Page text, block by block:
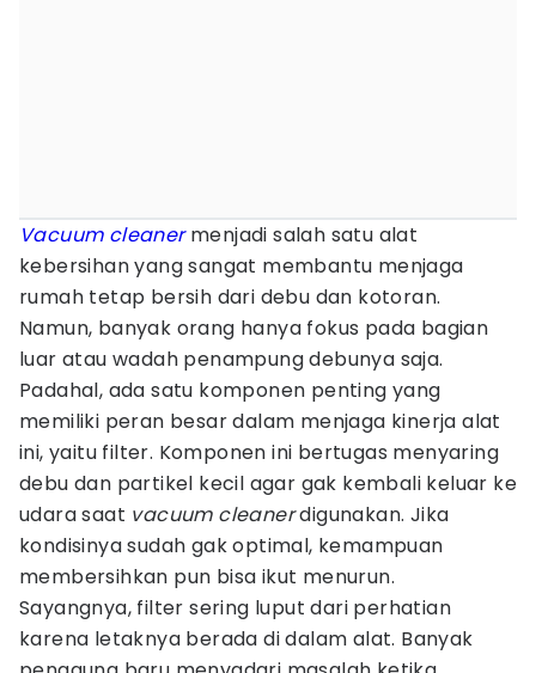
Vacuum cleanermenjadi salah satu alat
kebersihan yang sangat membantu menjaga
rumah tetap bersih dari debu dan kotoran.
Namun, banyak orang hanya fokus pada bagian
luar atau wadah penampung debunya saja.
Padahal, ada satu komponen penting yang
memiliki peran besar dalam menjaga kinerja alat
ini, yaitu filter. Komponen ini bertugas menyaring
debu dan partikel kecil agar gak kembali keluar ke
udara saat vacuum cleanerdigunakan. Jika
kondisinya sudah gak optimal, kemampuan
membersihkan pun bisa ikut menurun.
Sayangnya, filter sering luput dari perhatian
karena letaknya berada di dalam alat. Banyak